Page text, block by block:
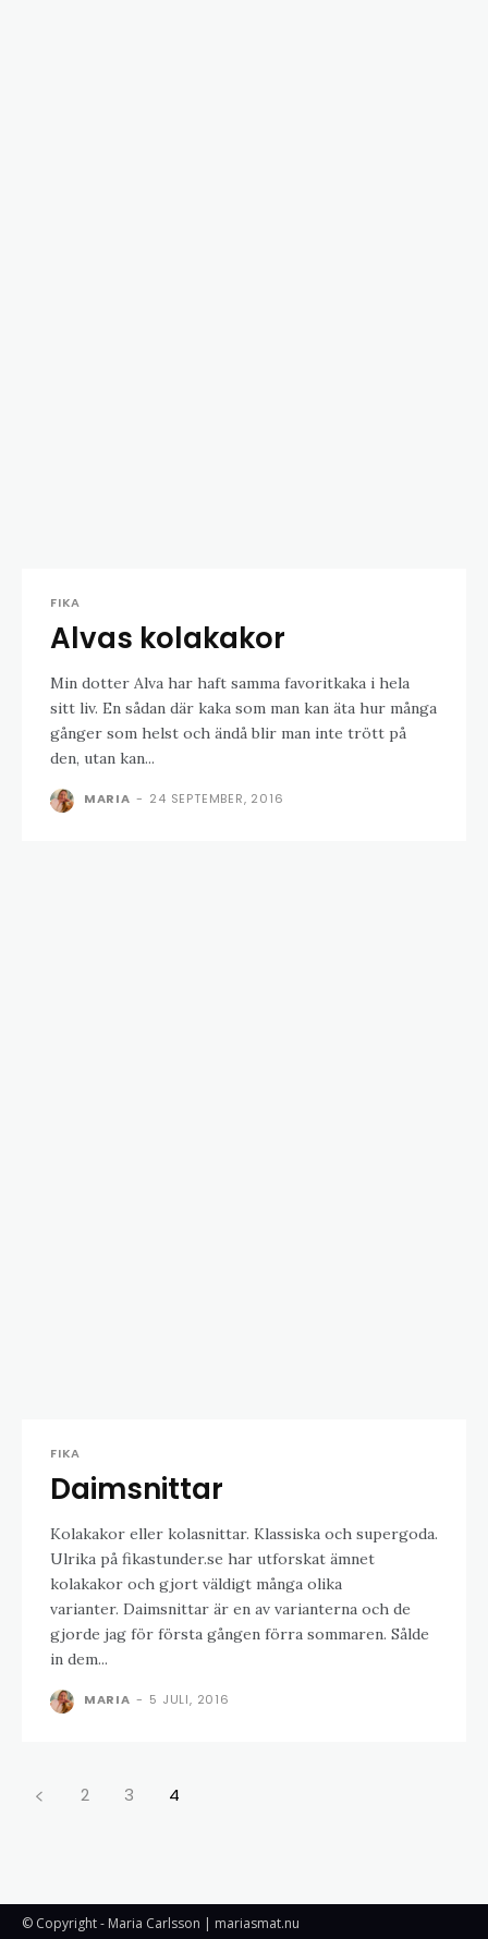
FIKA
Alvas kolakakor
Min dotter Alva har haft samma favoritkaka i hela
sitt liv. En sådan där kaka som man kan äta hur många
gånger som helst och ändå blir man inte trött på
den, utan kan...
MARIA - 24 SEPTEMBER, 2016
FIKA
Daimsnittar
Kolakakor eller kolasnittar. Klassiska och supergoda.
Ulrika på fikastunder.se har utforskat ämnet
kolakakor och gjort väldigt många olika
varianter. Daimsnittar är en av varianterna och de
gjorde jag för första gången förra sommaren. Sålde
in dem...
MARIA - 5 JULI, 2016
2 3 4
© Copyright - Maria Carlsson | mariasmat.nu